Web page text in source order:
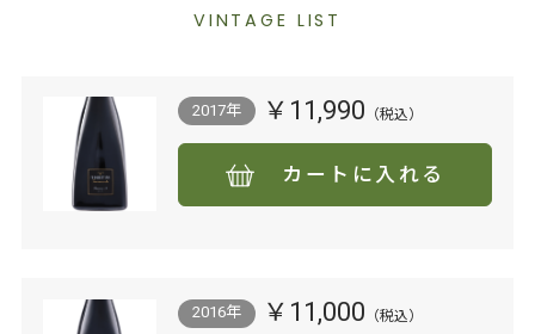
VINTAGE LIST
2017年 ￥11,990
カートに入れる
2016年 ￥11,000